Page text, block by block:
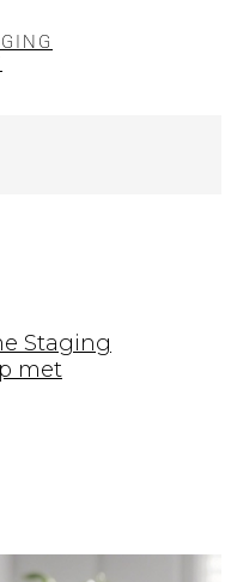
Staging
met